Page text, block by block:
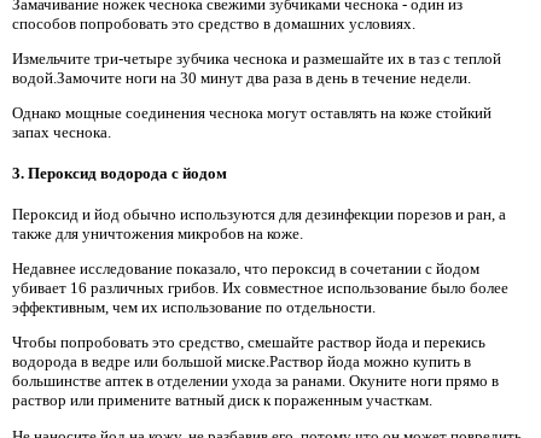
Замачивание ножек чеснока свежими зубчиками чеснока - один из
способов попробовать это средство в домашних условиях.
Измельчите три-четыре зубчика чеснока и размешайте их в таз с теплой
водой.Замочите ноги на 30 минут два раза в день в течение недели.
Однако мощные соединения чеснока могут оставлять на коже стойкий
запах чеснока.
3. Пероксид водорода с йодом
Пероксид и йод обычно используются для дезинфекции порезов и ран, а
также для уничтожения микробов на коже.
Недавнее исследование показало, что пероксид в сочетании с йодом
убивает 16 различных грибов. Их совместное использование было более
эффективным, чем их использование по отдельности.
Чтобы попробовать это средство, смешайте раствор йода и перекись
водорода в ведре или большой миске.Раствор йода можно купить в
большинстве аптек в отделении ухода за ранами. Окуните ноги прямо в
раствор или примените ватный диск к пораженным участкам.